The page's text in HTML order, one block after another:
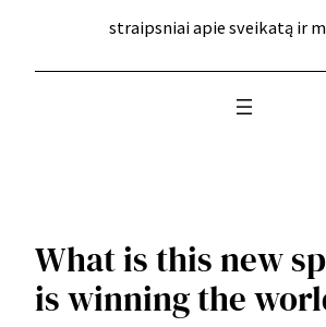
straipsniai apie sveikatą ir
What is this new
is winning the